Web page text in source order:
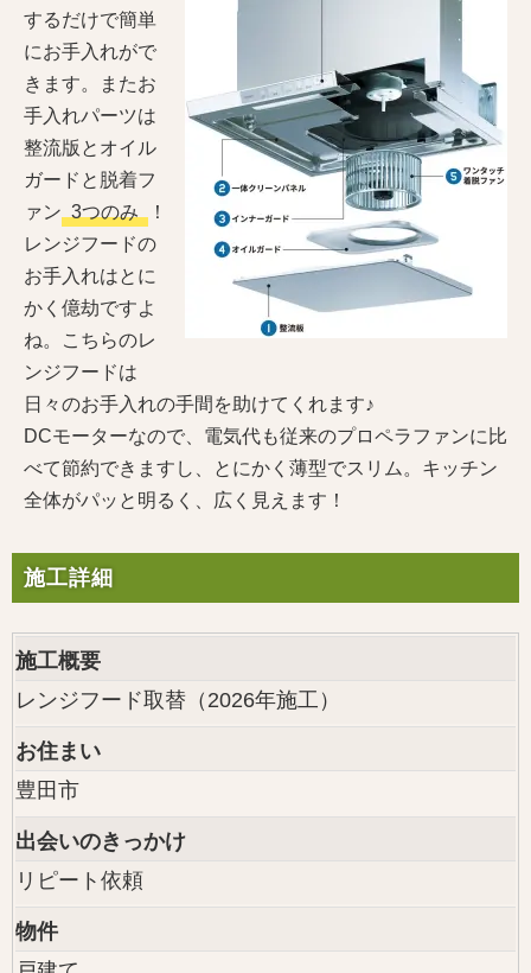
するだけで簡単
にお手入れがで
きます。またお
手入れパーツは
整流版とオイル
ガードと脱着フ
ァン 3つのみ
！​
レンジフードの
お手入れはとに
かく億劫ですよ
ね。こちらのレ
ンジフードは
日々のお手入れの手間を助けてくれます♪
DCモーターなので、電気代も従来のプロペラファンに比
べて節約できますし、とにかく薄型でスリム。キッチン
全体がパッと明るく、広く見えます！
施工詳細
施工概要
レンジフード取替（2026年施工）
お住まい
豊田市
出会いのきっかけ
リピート依頼
物件